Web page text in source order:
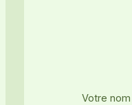
Votre nom